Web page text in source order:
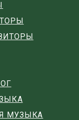
МУЗЫКА